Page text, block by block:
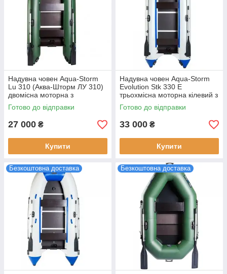
Надувна човен Aqua-Storm
Lu 310 (Аква-Шторм ЛУ 310)
двомісна моторна з
привальним брусом ПВХ
вантажопідйомність 360 кг
Готово до відправки
27 000 ₴
Купити
Надувна човен Aqua-Storm
Evolution Stk 330 E
трьохмісна моторна кілевий з
жорстким дном 2016 року
армований ПВХ
Готово до відправки
33 000 ₴
Купити
Безкоштовна доставка Безкоштовна доставка